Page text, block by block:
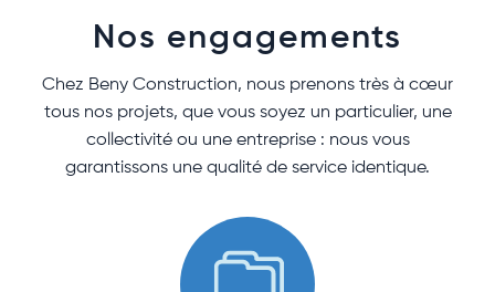
Nos engagements
Chez Beny Construction, nous prenons très à cœur
tous nos projets, que vous soyez un particulier, une
collectivité ou une entreprise : nous vous
garantissons une qualité de service identique.